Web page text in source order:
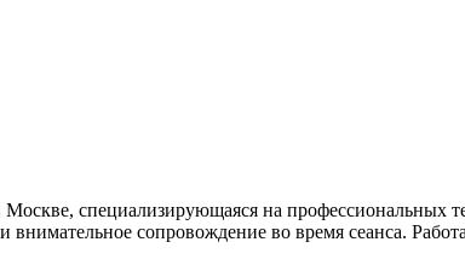
специализирующаяся на профессиональных
внимательное сопровождение во время сеанса.